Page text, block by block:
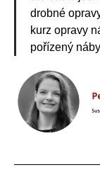
drobné
kurz opravy
pořízený